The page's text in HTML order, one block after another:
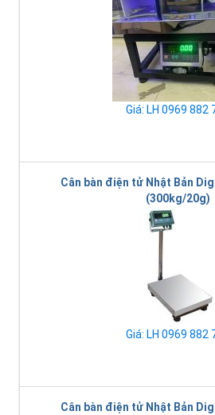
Giá: LH 0969 882
Cân bàn điện tử Nhật Bản
(300kg/20g)
Giá: LH 0969 882
Cân bàn điện tử Nhật Bản